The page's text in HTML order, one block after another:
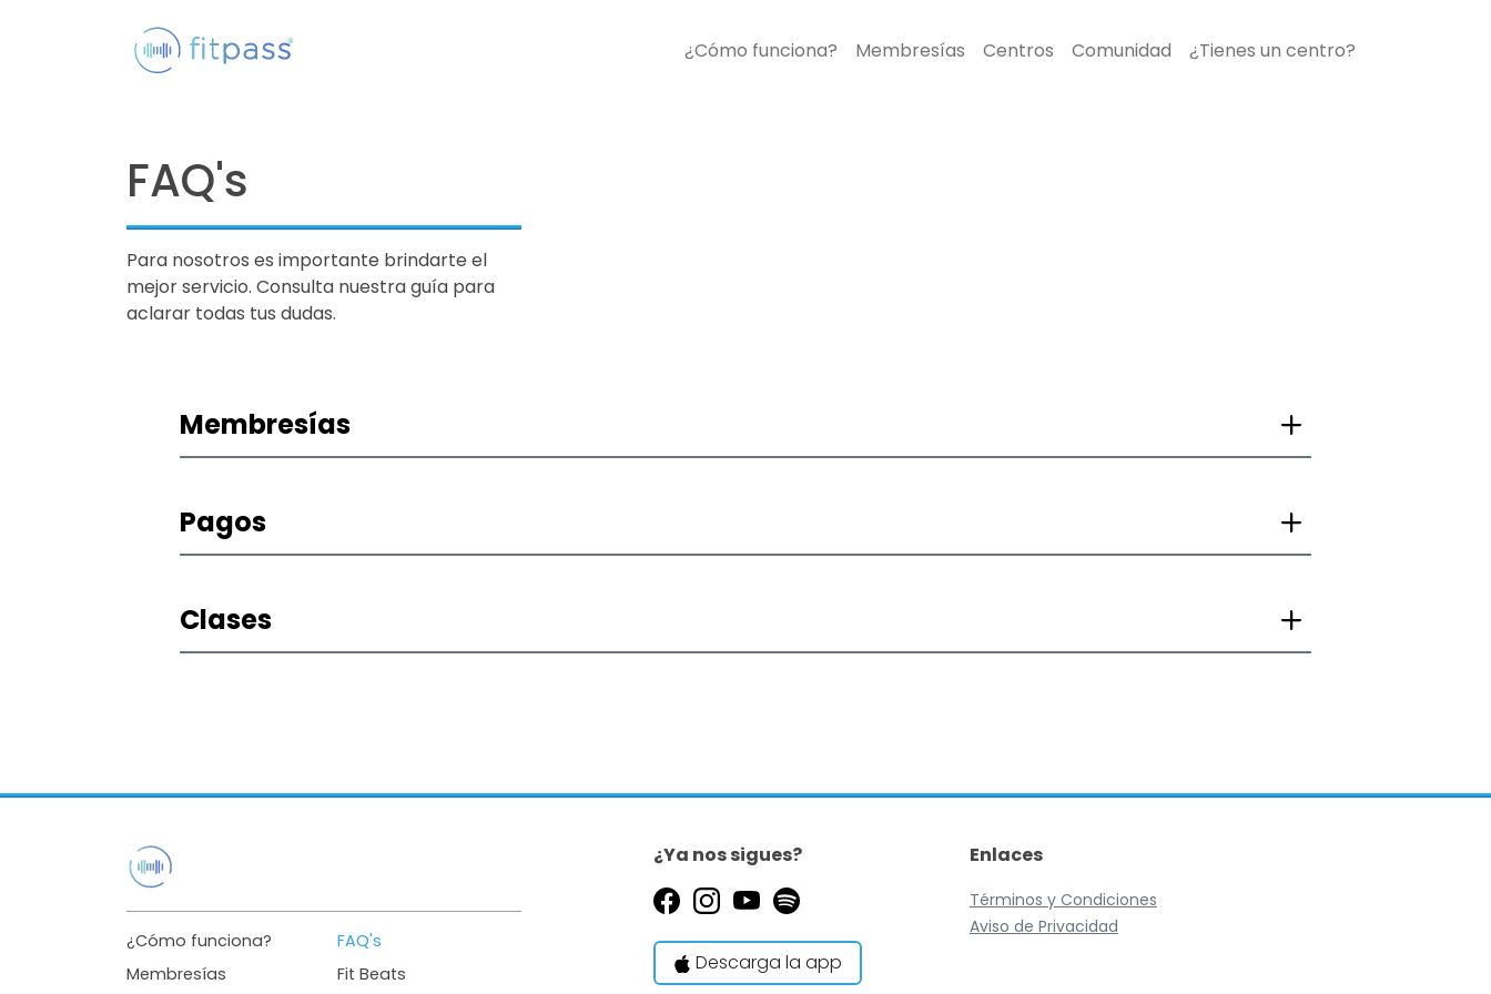
¿Cómo funciona? Membresías Centros Comunidad ¿Tienes un centro?
FAQ's
Para nosotros es importante brindarte el
mejor servicio. Consulta nuestra guía para
aclarar todas tus dudas.
Membresías
Pagos
Clases
¿Cómo funciona?
Membresías
FAQ's
Fit Beats
¿Ya nos sigues?
Descarga la app
Enlaces
Términos y Condiciones
Aviso de Privacidad